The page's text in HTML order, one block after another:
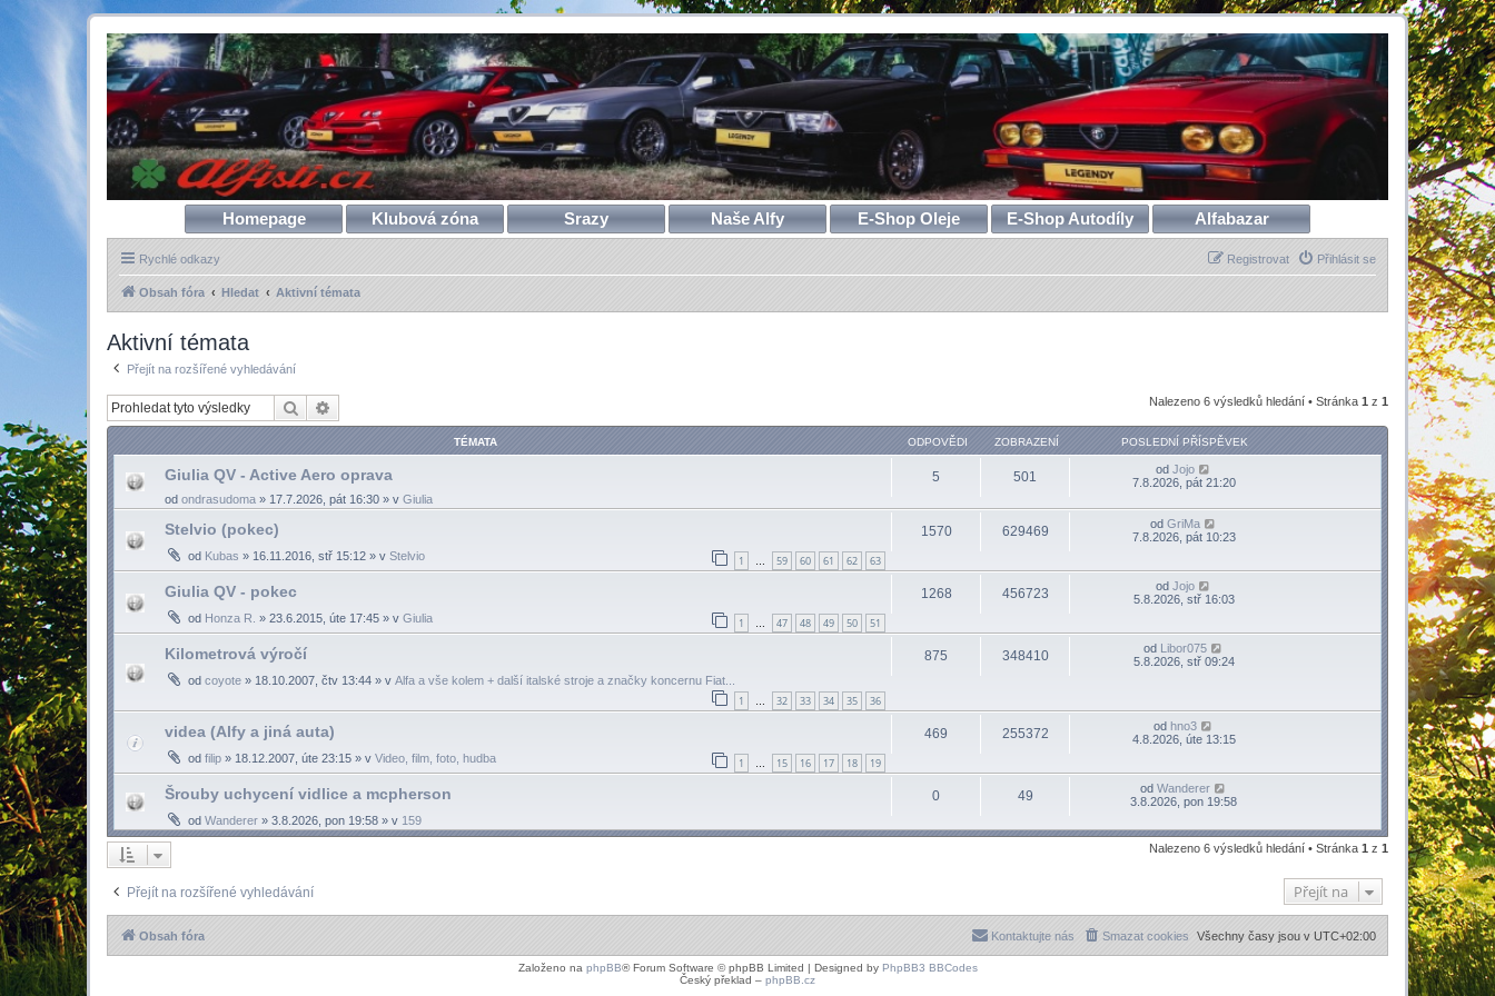
Homepage Klubová zóna Srazy Naše Alfy E-Shop Oleje E-Shop Autodíly Alfabazar
Rychlé odkazy Přihlásit se
Registrovat
Obsah fóra Hledat Aktivní témata
Aktivní témata
Přejít na rozšířené vyhledávání
Hledat Nalezeno 6 výsledků hledání • Stránka 1 z 1
TÉMATA ODPOVĚDI ZOBRAZENÍ POSLEDNÍ PŘÍSPĚVEK
Giulia QV - Active Aero oprava
od ondrasudoma » 17.7.2026, pát 16:30 » v Giulia
5 501 od Jojo
7.8.2026, pát 21:20
Stelvio (pokec)
od Kubas » 16.11.2016, stř 15:12 » v Stelvio 1 … 59 60 61 62 63
1570 629469 od GriMa
7.8.2026, pát 10:23
Giulia QV - pokec
od Honza R. » 23.6.2015, úte 17:45 » v Giulia 1 … 47 48 49 50 51
1268 456723 od Jojo
5.8.2026, stř 16:03
Kilometrová výročí
od coyote » 18.10.2007, čtv 13:44 » v Alfa a vše kolem + další italské stroje a značky koncernu Fiat...
1 … 32 33 34 35 36
875 348410 od Libor075
5.8.2026, stř 09:24
videa (Alfy a jiná auta)
od filip » 18.12.2007, úte 23:15 » v Video, film, foto, hudba 1 … 15 16 17 18 19
469 255372 od hno3
4.8.2026, úte 13:15
Šrouby uchycení vidlice a mcpherson
od Wanderer » 3.8.2026, pon 19:58 » v 159
0 49 od Wanderer
3.8.2026, pon 19:58
Nalezeno 6 výsledků hledání • Stránka 1 z 1
Přejít na rozšířené vyhledávání Přejít na
Obsah fóra Všechny časy jsou v UTC+02:00
Smazat cookies
Kontaktujte nás
Založeno na phpBB® Forum Software © phpBB Limited | Designed by PhpBB3 BBCodes
Český překlad – phpBB.cz